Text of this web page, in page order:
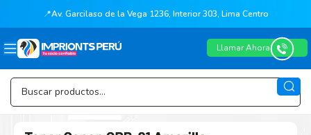
📍Av. Garcilaso de la Vega 1236, Interior 303, Lima Centro
Llamar Ahora